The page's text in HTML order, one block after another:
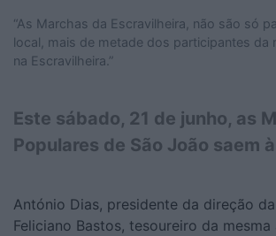
“As Marchas da Escravilheira, não são só
local, mais de metade dos participantes da
na Escravilheira.”
Este sábado, 21 de junho, as
Populares de São João saem
António Dias, presidente da direção da
Feliciano Bastos, tesoureiro da mesma